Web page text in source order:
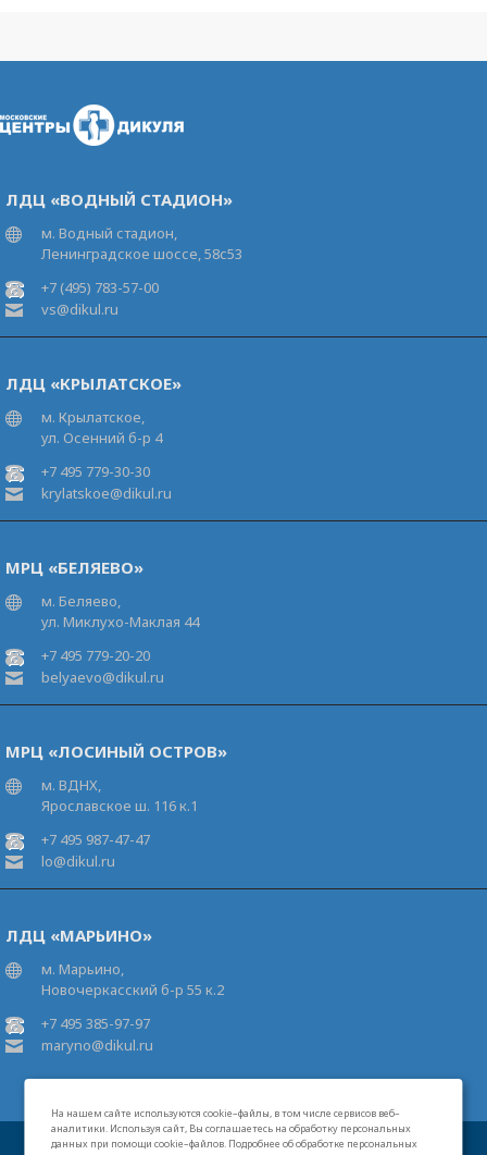
На нашем сайте используются cookie–файлы, в том числе сервисов веб–
аналитики. Используя сайт, Вы соглашаетесь на обработку персональных
данных при помощи cookie–файлов. Подробнее об обработке персональных
ЛДЦ «ВОДНЫЙ СТАДИОН»
м. Водный стадион,
Ленинградское шоссе, 58с53
+7 (495) 783-57-00
vs@dikul.ru
ЛДЦ «КРЫЛАТСКОЕ»
м. Крылатское,
ул. Осенний б-р 4
+7 495 779-30-30
krylatskoe@dikul.ru
МРЦ «БЕЛЯЕВО»
м. Беляево,
ул. Миклухо-Маклая 44
+7 495 779-20-20
belyaevo@dikul.ru
МРЦ «ЛОСИНЫЙ ОСТРОВ»
м. ВДНХ,
Ярославское ш. 116 к.1
+7 495 987-47-47
lo@dikul.ru
ЛДЦ «МАРЬИНО»
м. Марьино,
Новочеркасский б-р 55 к.2
+7 495 385-97-97
maryno@dikul.ru